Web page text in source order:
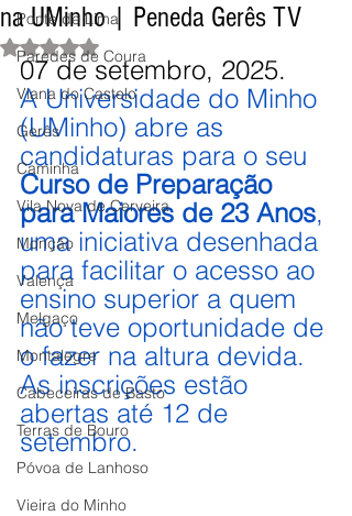
Ponte de Lima
Paredes de Coura
Viana do Castelo
Gerês
Caminha
Vila Nova de Cerveira
Monção
Valença
Melgaço
Montalegre
Cabeceiras de Basto
Terras de Bouro
Póvoa de Lanhoso
Vieira do Minho
na UMinho | Peneda Gerês TV
Avaliado com NaN de 5 estrelas.
07 de setembro, 2025.
A Universidade do Minho
(UMinho) abre as
candidaturas para o seu
Curso de Preparação
para Maiores de 23 Anos,
uma iniciativa desenhada
para facilitar o acesso ao
ensino superior a quem
não teve oportunidade de
o fazer na altura devida.
As inscrições estão
abertas até 12 de
setembro.